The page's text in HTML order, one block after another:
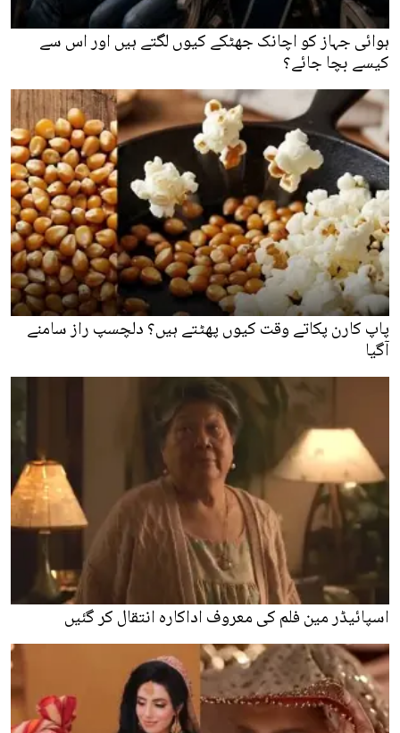
ہوائی جہاز کو اچانک جھٹکے کیوں لگتے ہیں اور اس سے
کیسے بچا جائے؟
پاپ کارن پکاتے وقت کیوں پھٹتے ہیں؟ دلچسپ راز سامنے
آگیا
اسپائیڈر مین فلم کی معروف اداکارہ انتقال کر گئیں